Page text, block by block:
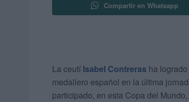
Compartir en Whatsapp
La ceutí Isabel Contreras ha
medallero español en la última
participado, en esta Copa del